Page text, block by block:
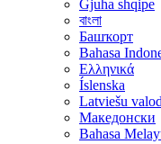
Gjuha shqipe
বাংলা
Башҡорт
Bahasa
Ελληνικά
Íslenska
Latviešu
Македонски
Bahasa